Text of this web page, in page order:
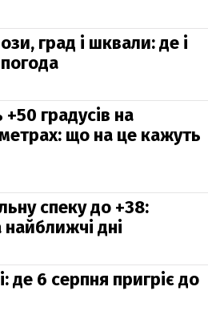
град і шквали: де і
градусів на
що на це кажуть
спеку до +38:
дні
де 6 серпня пригріє до